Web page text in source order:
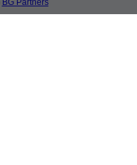
BG Partners